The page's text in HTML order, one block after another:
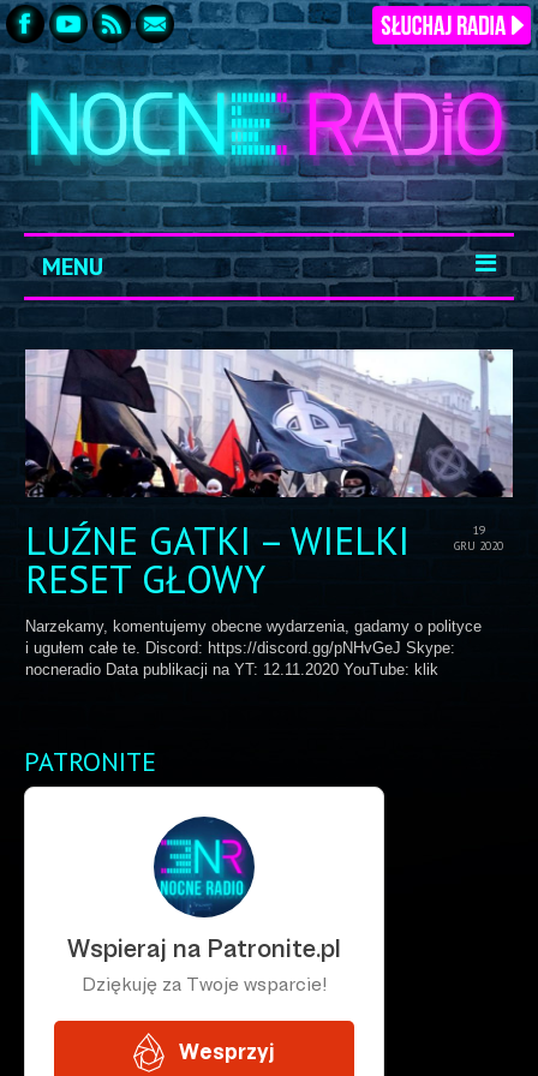
MENU
START
ARCHIWUM
KONTAKT
LOGOWANIE
19
GRU 2020
LUŹNE GATKI – WIELKI
RESET GŁOWY
Narzekamy, komentujemy obecne wydarzenia, gadamy o polityce
i ugułem całe te. Discord: https://discord.gg/pNHvGeJ Skype:
nocneradio Data publikacji na YT: 12.11.2020 YouTube: klik
PATRONITE